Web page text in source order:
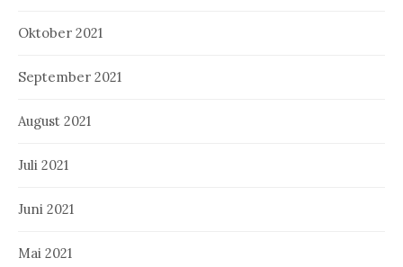
Oktober 2021
September 2021
August 2021
Juli 2021
Juni 2021
Mai 2021